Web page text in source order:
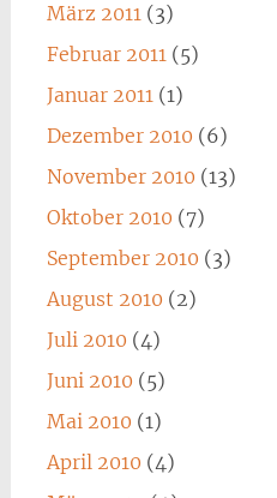
März 2011(3)
Februar 2011(5)
Januar 2011(1)
Dezember 2010 (6)
November 2010 (13)
Oktober 2010 (7)
September 2010 (3)
August 2010 (2)
Juli 2010 (4)
Juni 2010 (5)
Mai 2010 (1)
April 2010 (4)